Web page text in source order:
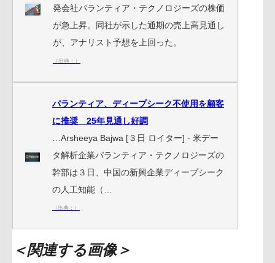
発会社パランティア・テクノロジーズの株価
が急上昇。同社が示した通期の売上高見通し
が、アナリスト予想を上回った。
（出典：）
パランティア、ディープシーク不使用を顧客
に推奨 25年見通し好調
…Arsheeya Bajwa [３日 ロイター] - 米デー
タ解析企業パランティア・テクノロジーズの
幹部は３日、中国の新興企業ディープシーク
の人工知能（…
（出典：）
＜関連する画像＞